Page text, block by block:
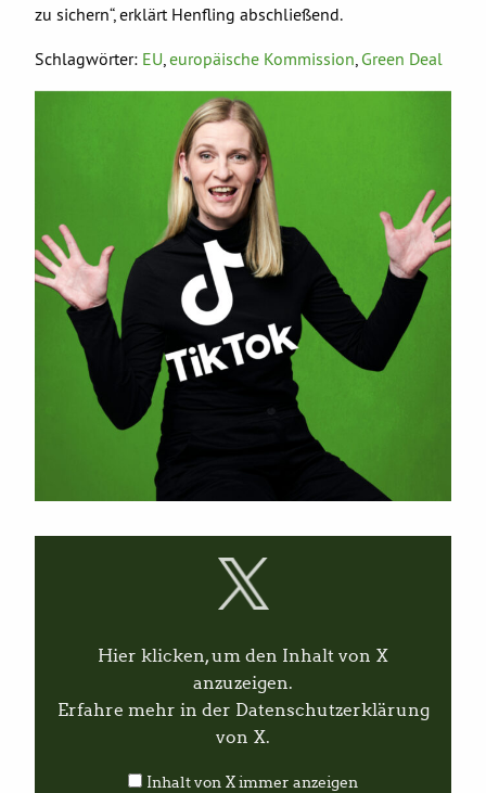
zu sichern“, erklärt Henfling abschließend.
Schlagwörter: EU,europäische Kommission, Green Deal
Hier klicken, um den Inhalt von X
anzuzeigen.
Erfahre mehr in der Datenschutzerklärung
von X.
Inhalt von X immer anzeigen